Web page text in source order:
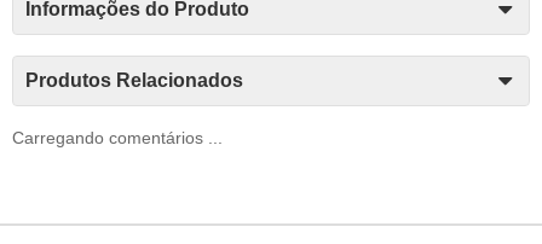
Informações do Produto
Produtos Relacionados
Carregando comentários ...